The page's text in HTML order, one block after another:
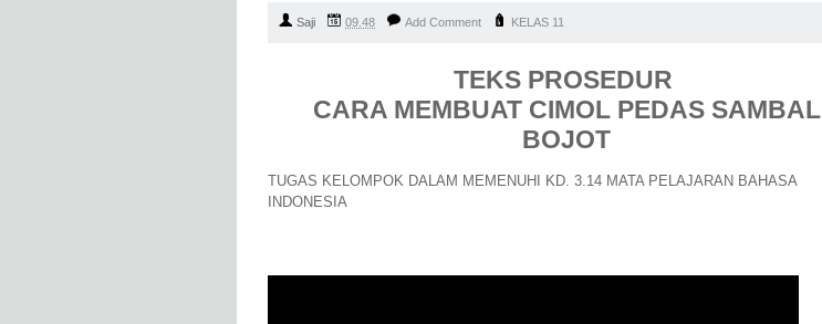
Saji 09.48 Add Comment KELAS 11
TEKS PROSEDUR
CARA MEMBUAT CIMOL PEDAS SAMBAL
BOJOT
TUGAS KELOMPOK DALAM MEMENUHI KD. 3.14 MATA PELAJARAN BAHASA
INDONESIA